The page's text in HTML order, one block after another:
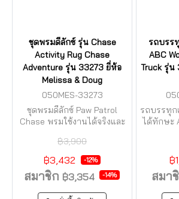
ชุดพรมดีลักซ์ รุ่น Chase
Activity Rug Chase
Adventure รุ่น 33273 ยี่ห้อ
Melissa & Doug
050MES-33273
ชุดพรมดีลักซ์ Paw Patrol
Chase พรมใช้งานได้จริงและ
฿3,900
฿3,432 -12%
สมาชิก ฿3,354 -14%
รถบรร
ABC
Truck รุ่น
รถบรรทุก
ได้ทักษะ
฿
สมา